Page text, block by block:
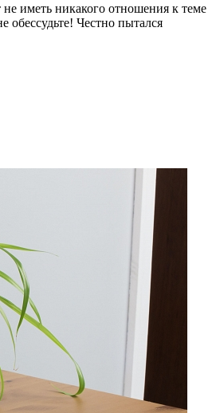
иметь никакого отношения к теме
обессудьте! Честно пытался